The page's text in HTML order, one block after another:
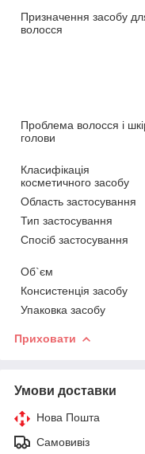
Призначення засобу
волосся
Проблема волосся і
голови
Класифікація
косметичного засобу
Область застосування
Тип застосування
Спосіб застосування
Об`єм
Консистенція засобу
Упаковка засобу
Приховати
Умови доставки
Нова Пошта
Самовивіз